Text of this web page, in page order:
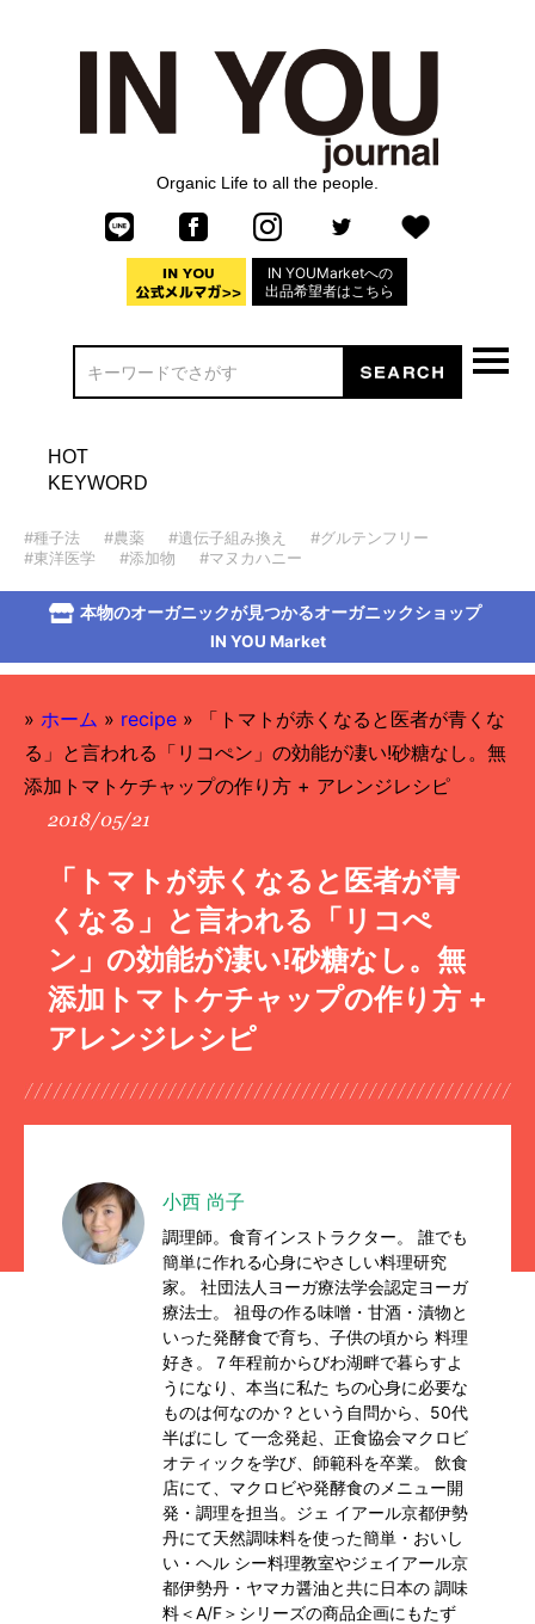
Organic Life to all the people.
IN YOUMarketへの
出品希望者はこちら
HOT
KEYWORD
#種子法 #農薬 #遺伝子組み換え
#グルテンフリー
#東洋医学
#添加物 #マヌカハニー
本物のオーガニックが見つかるオーガニックショップ
IN YOU Market
» ホーム » recipe »
「トマトが赤くなると医者が青くな
る」と言われる「リコぺン」の効能が凄い!砂糖なし。無
添加トマトケチャップの作り方 + アレンジレシピ
2018/05/21
「トマトが赤くなると医者が青
くなる」と言われる「リコぺ
ン」の効能が凄い!砂糖なし。無
添加トマトケチャップの作り方 +
アレンジレシピ
小西 尚子
調理師。食育インストラクター。 誰でも
簡単に作れる心身にやさしい料理研究
家。 社団法人ヨーガ療法学会認定ヨーガ
療法士。 祖母の作る味噌・甘酒・漬物と
いった発酵食で育ち、子供の頃から 料理
好き。７年程前からびわ湖畔で暮らすよ
うになり、本当に私た ちの心身に必要な
ものは何なのか？という自問から、50代
半ばにし て一念発起、正食協会マクロビ
オティックを学び、師範科を卒業。 飲食
店にて、マクロビや発酵食のメニュー開
発・調理を担当。ジェ イアール京都伊勢
丹にて天然調味料を使った簡単・おいし
い・ヘル シー料理教室やジェイアール京
都伊勢丹・ヤマカ醤油と共に日本の 調味
料＜A/F＞シリーズの商品企画にもたず